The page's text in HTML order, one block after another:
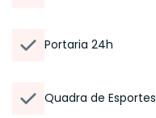
Portaria 24h
Quadra de Esportes